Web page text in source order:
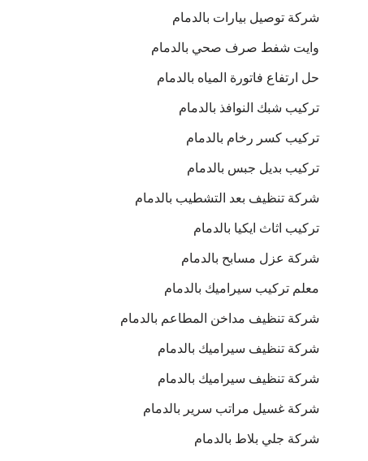
شركة توصيل بيارات بالدمام
وايت شفط صرف صحي بالدمام
حل ارتفاع فاتورة المياه بالدمام
تركيب شبك النوافذ بالدمام
تركيب كسر رخام بالدمام
تركيب بديل جبس بالدمام
شركة تنظيف بعد التشطيب بالدمام
تركيب اثاث ايكيا بالدمام
شركة عزل مسابح بالدمام
معلم تركيب سيراميك بالدمام
شركة تنظيف مداخن المطاعم بالدمام
شركة تنظيف سيراميك بالدمام
شركة تنظيف سيراميك بالدمام
شركة غسيل مراتب سرير بالدمام
شركة جلي بلاط بالدمام